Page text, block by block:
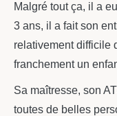
Malgré tout ça, il a
3 ans, il a fait son
relativement difficile
franchement un
Sa maîtresse, son
toutes de belles